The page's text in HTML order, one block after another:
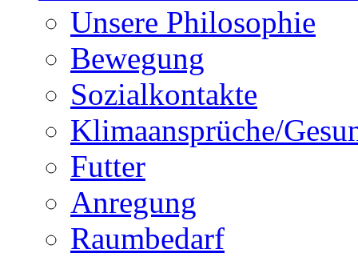
Unsere Philosophie
Bewegung
Sozialkontakte
Klimaansprüche/
Futter
Anregung
Raumbedarf